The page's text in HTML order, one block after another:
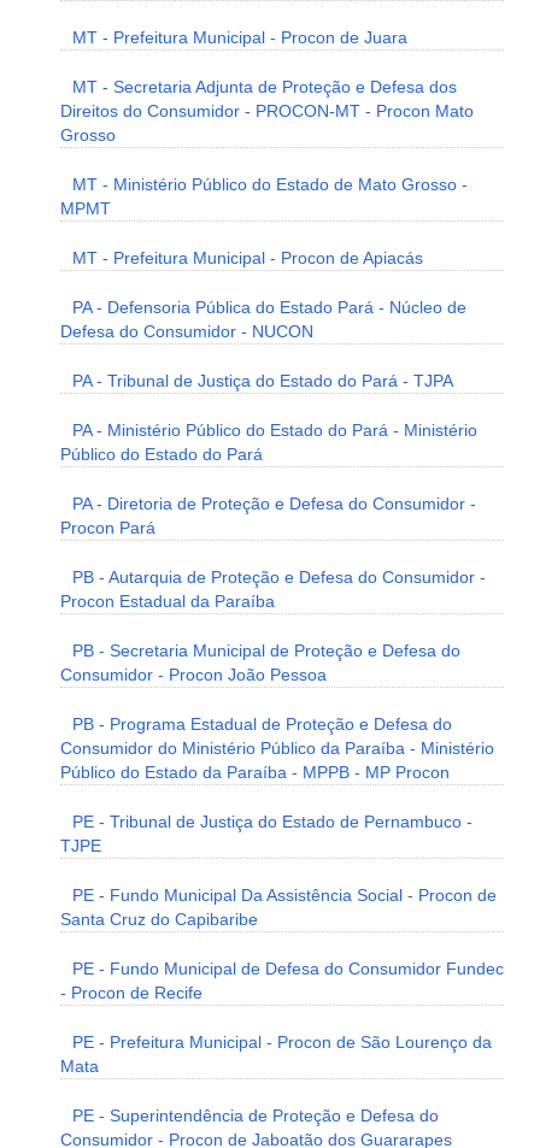
MT - Prefeitura Municipal - Procon de Juara
MT - Secretaria Adjunta de Proteção e Defesa dos
Direitos do Consumidor - PROCON-MT - Procon Mato
Grosso
MT - Ministério Público do Estado de Mato Grosso -
MPMT
MT - Prefeitura Municipal - Procon de Apiacás
PA - Defensoria Pública do Estado Pará - Núcleo de
Defesa do Consumidor - NUCON
PA - Tribunal de Justiça do Estado do Pará - TJPA
PA - Ministério Público do Estado do Pará - Ministério
Público do Estado do Pará
PA - Diretoria de Proteção e Defesa do Consumidor -
Procon Pará
PB - Autarquia de Proteção e Defesa do Consumidor -
Procon Estadual da Paraíba
PB - Secretaria Municipal de Proteção e Defesa do
Consumidor - Procon João Pessoa
PB - Programa Estadual de Proteção e Defesa do
Consumidor do Ministério Público da Paraíba - Ministério
Público do Estado da Paraíba - MPPB - MP Procon
PE - Tribunal de Justiça do Estado de Pernambuco -
TJPE
PE - Fundo Municipal Da Assistência Social - Procon de
Santa Cruz do Capibaribe
PE - Fundo Municipal de Defesa do Consumidor Fundec
- Procon de Recife
PE - Prefeitura Municipal - Procon de São Lourenço da
Mata
PE - Superintendência de Proteção e Defesa do
Consumidor - Procon de Jaboatão dos Guararapes